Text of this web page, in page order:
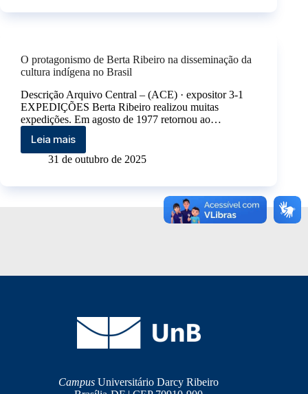
O protagonismo de Berta Ribeiro na disseminação da
cultura indígena no Brasil
Descrição Arquivo Central – (ACE) · expositor 3-1
EXPEDIÇÕES Berta Ribeiro realizou muitas
expedições. Em agosto de 1977 retornou ao…
Leia mais
31 de outubro de 2025
Campus Universitário Darcy Ribeiro